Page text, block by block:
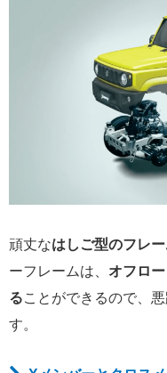
頑丈なはしご型のフレ
ーフレームは、 オフロ
ることができるので、
す。